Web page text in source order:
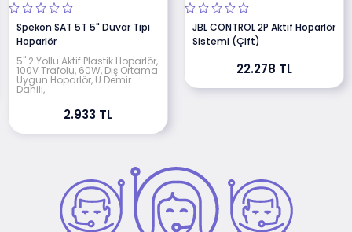
Spekon SAT 5T 5" Duvar Tipi
Hoparlör
5" 2 Yollu Aktif Plastik Hoparlör,
100V Trafolu, 60W, Dış Ortama
Uygun Hoparlör, U Demir
Dahili,
2.933 TL
JBL CONTROL 2P Aktif Hoparlör
Sistemi (Çift)
22.278 TL